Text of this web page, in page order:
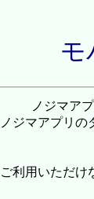
モ
ノジマア
ノジマアプリの
利用いただけ